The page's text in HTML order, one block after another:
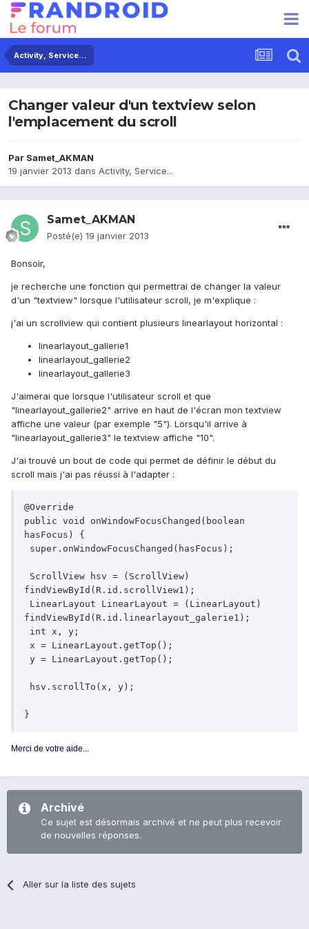
Activity, Service...
Changer valeur d'un textview selon
l'emplacement du scroll
Par Samet_AKMAN
19 janvier 2013 dans Activity, Service...
Samet_AKMAN
Posté(e) 19 janvier 2013
Bonsoir,
je recherche une fonction qui permettrai de changer la valeur
d'un "textview" lorsque l'utilisateur scroll, je m'explique :
j'ai un scrollview qui contient plusieurs linearlayout horizontal :
linearlayout_gallerie1
linearlayout_gallerie2
linearlayout_gallerie3
J'aimerai que lorsque l'utilisateur scroll et que
"linearlayout_gallerie2" arrive en haut de l'écran mon textview
affiche une valeur (par exemple "5"). Lorsqu'il arrive à
"linearlayout_gallerie3" le textview affiche "10".
J'ai trouvé un bout de code qui permet de définir le début du
scroll mais j'ai pas réussi à l'adapter :
@Override
public void onWindowFocusChanged(boolean
hasFocus) {
findViewById(R.id.scrollView1);
findViewById(R.id.linearlayout_galerie1);
Merci de votre aide...
Archivé
Ce sujet est désormais archivé et ne peut plus recevoir
de nouvelles réponses.
Aller sur la liste des sujets